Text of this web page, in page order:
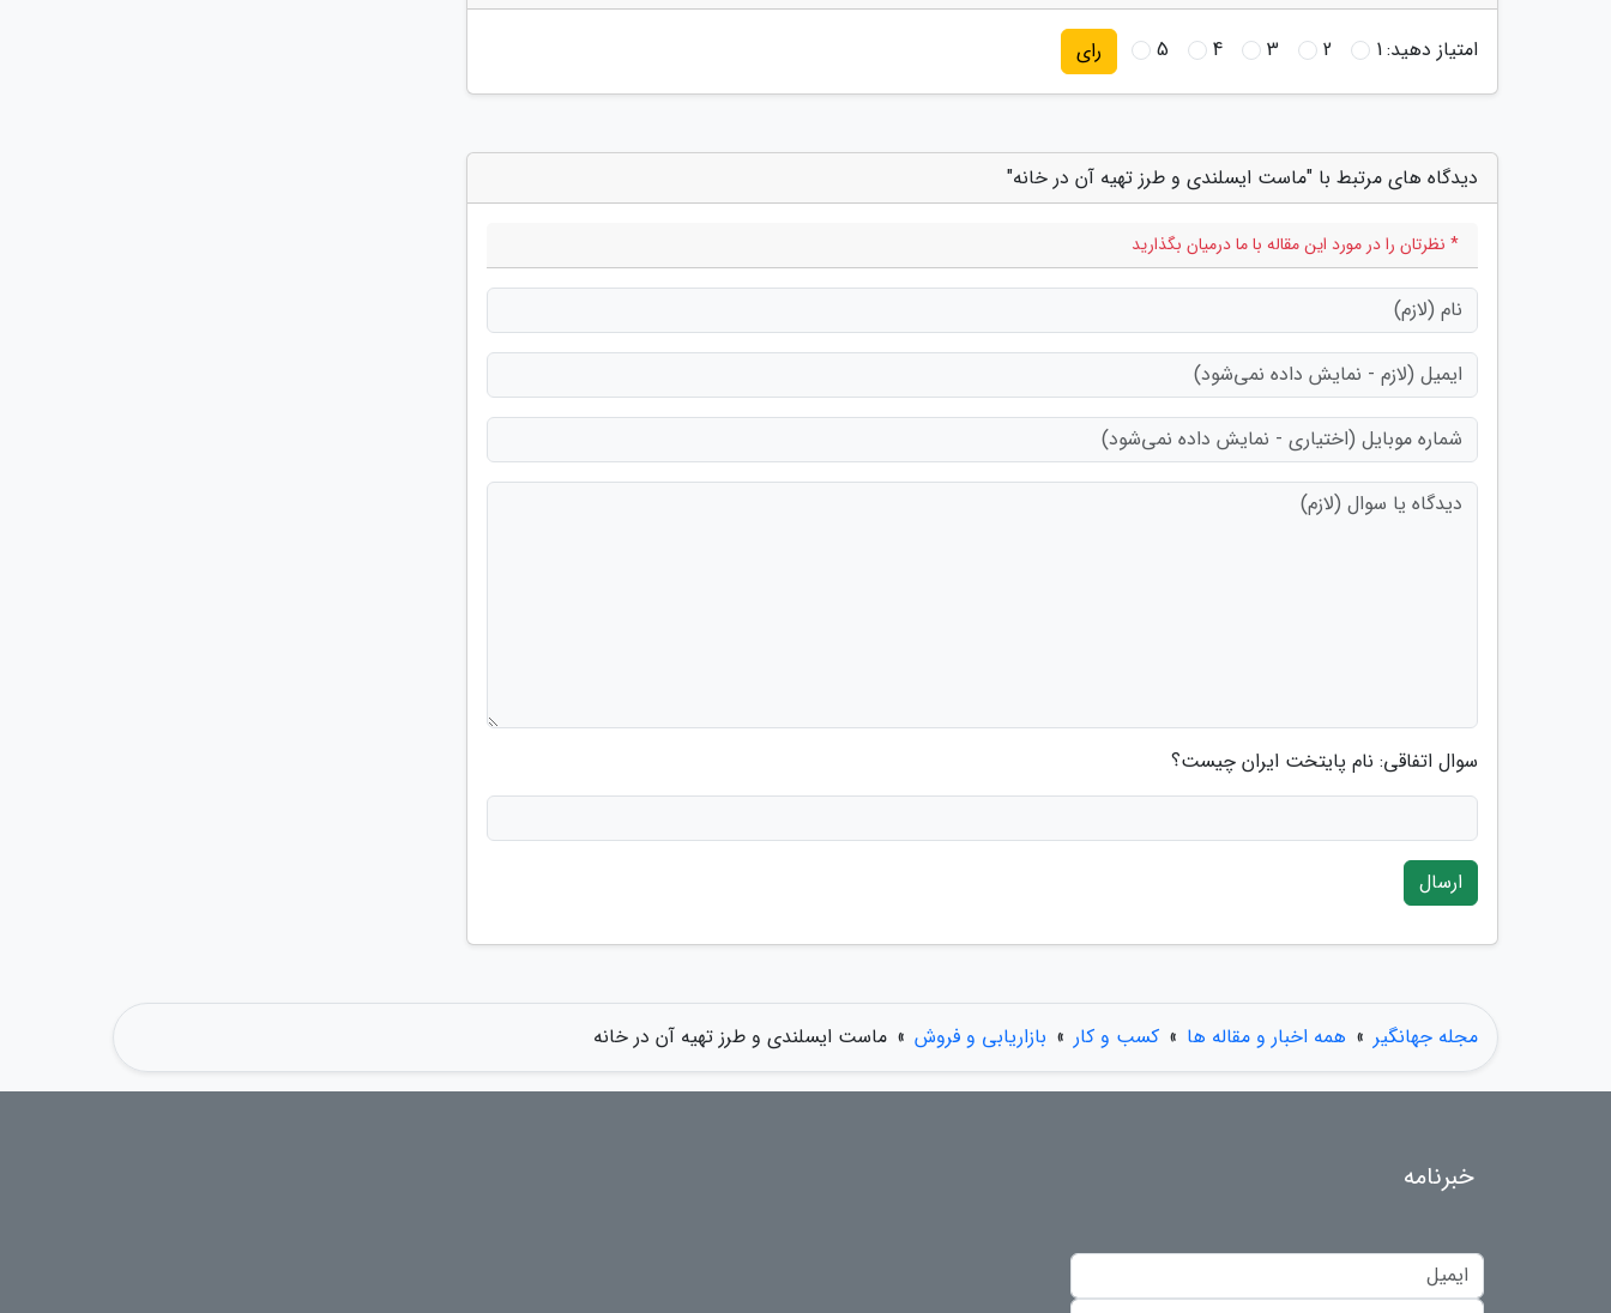
امتیاز دهید:1
2
3
4
5 رای
دیدگاه های مرتبط با "ماست ایسلندی و طرز تهیه آن در خانه"
* نظرتان را در مورد این مقاله با ما درمیان بگذارید
سوال اتفاقی: نام پایتخت ایران چیست؟
ارسال
مجله جهانگیر » همه اخبار و مقاله ها » کسب و کار » بازاریابی و فروش » ماست ایسلندی و طرز تهیه آن در خانه
خبرنامه